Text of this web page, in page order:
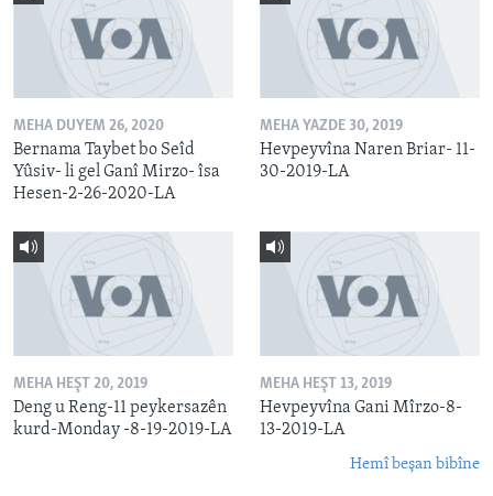
MEHA DUYEM 26, 2020
Bernama Taybet bo Seîd
Yûsiv- li gel Ganî Mirzo- îsa
Hesen-2-26-2020-LA
MEHA YAZDE 30, 2019
Hevpeyvîna Naren Briar- 11-
30-2019-LA
MEHA HEŞT 20, 2019
Deng u Reng-11 peykersazên
kurd-Monday -8-19-2019-LA
MEHA HEŞT 13, 2019
Hevpeyvîna Gani Mîrzo-8-
13-2019-LA
Hemî beşan bibîne